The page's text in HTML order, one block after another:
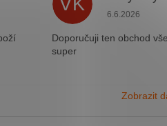
5 z 5 hvězdiček. Hodnocení
6.6.2026
Doporučuji ten obchod
super
Zobrazit